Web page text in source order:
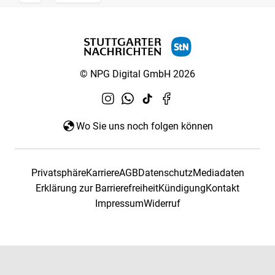
© NPG Digital GmbH 2026
Wo Sie uns noch folgen können
PrivatsphäreKarriereAGBDatenschutzMediadaten
Erklärung zur BarrierefreiheitKündigungKontakt
ImpressumWiderruf